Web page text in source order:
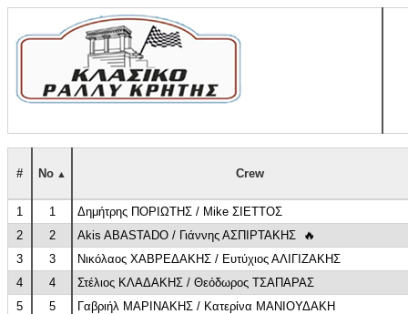
# No Crew
1 1
Δημήτρης ΠΟΡΙΩΤΗΣ / Mike ΣΙΕΤΤΟΣ
2
2 Akis ABASTADO / Γιάννης ΑΣΠΙΡΤΑΚΗΣ
🔥
3
3
Νικόλαος ΧΑΒΡΕΔΑΚΗΣ / Ευτύχιος ΑΛΙΓΙΖΑΚΗΣ
4
4
Στέλιος ΚΛΑΔΑΚΗΣ / Θεόδωρος ΤΣΑΠΑΡΑΣ
5
5
Γαβριήλ ΜΑΡΙΝΑΚΗΣ / Κατερίνα ΜΑΝΙΟΥΔΑΚΗ